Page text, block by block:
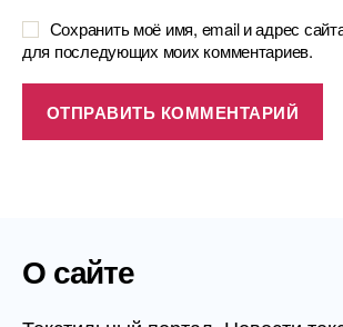
Сохранить моё имя, email и адрес
для последующих моих комментариев.
О сайте